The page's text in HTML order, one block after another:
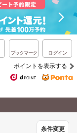
ブックマーク ログイン
ポイントを表示する
条件変更